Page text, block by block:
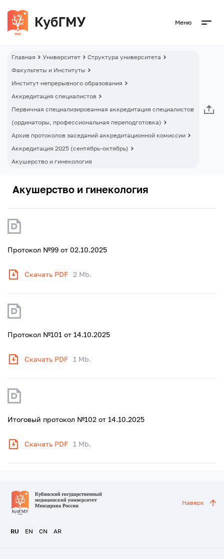
Меню
Главная Университет
Структура университета
Факультеты и Институты
Институт непрерывного образования
Аккредитация специалистов
Первичная специализированная аккредитация специалистов
(ординаторы, профессиональная переподготовка)
Архив протоколов заседаний аккредитационной комиссии
Аккредитация 2025 (сентябрь-октябрь)
Акушерство и гинекология
Акушерство и гинекология
Протокол №99 от 02.10.2025
Скачать PDF 2 Mb.
Протокол №101 от 14.10.2025
Скачать PDF 1 Mb.
Итоговый протокол №102 от 14.10.2025
Скачать PDF 1 Mb.
RU EN CN AR
Наверх